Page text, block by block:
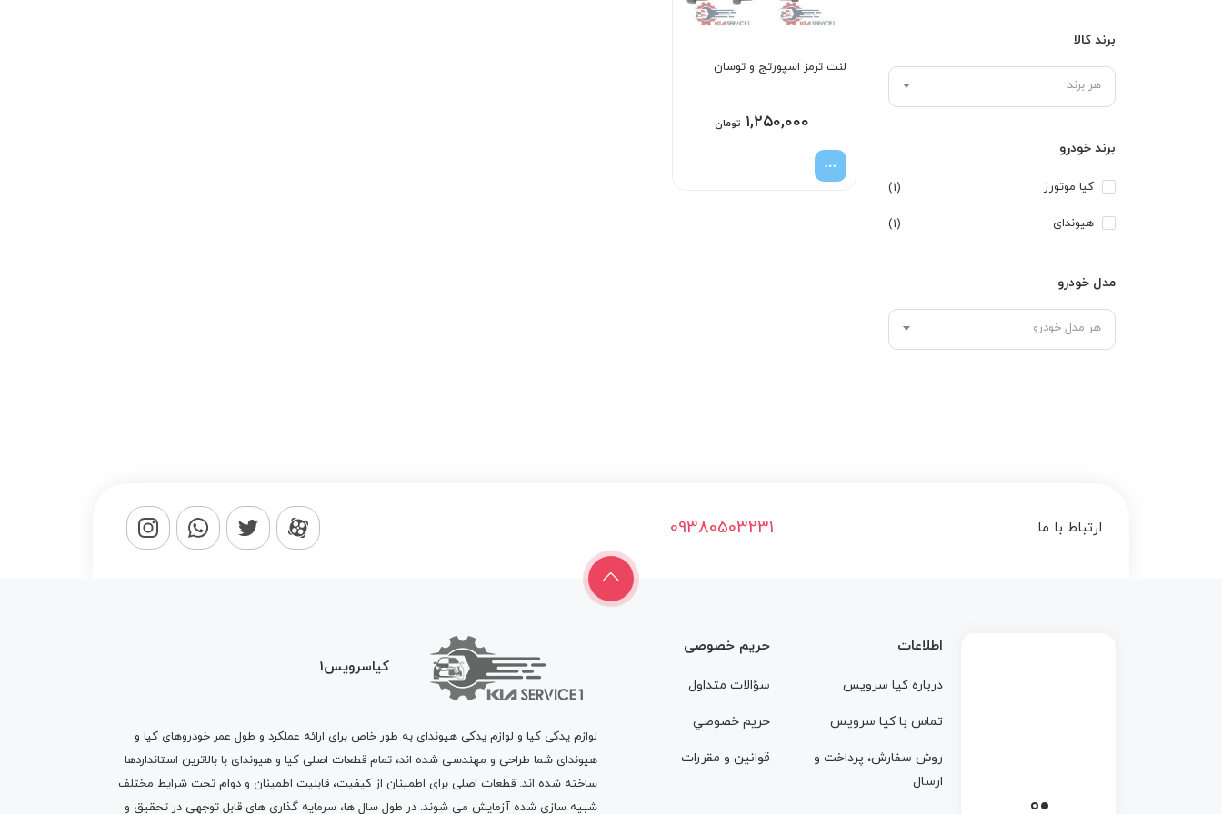
برند کالا
هر برند
برند خودرو
کیا موتورز (1)
هیوندای (1)
مدل خودرو
هر مدل خودرو
لنت ترمز اسپورتج و توسان
۱,۲۵۰,۰۰۰ تومان
ارتباط با ما 09380503231
اطلاعات
درباره کيا سرويس
تماس با کيا سرويس
روش سفارش، پرداخت و
ارسال
حریم خصوصی
سؤالات متداول
حريم خصوصي
قوانين و مقررات
کیاسرویس1
لوازم یدکی کیا و لوازم یدکی هیوندای به طور خاص برای ارائه عملکرد و طول عمر خودروهای کیا و
هیوندای شما طراحی و مهندسی شده اند، تمام قطعات اصلی کیا و هیوندای با بالاترین استانداردها
ساخته شده اند. قطعات اصلی برای اطمینان از کیفیت، قابلیت اطمینان و دوام تحت شرایط مختلف
شبیه سازی شده آزمایش می شوند. در طول سال ها، سرمایه گذاری های قابل توجهی در تحقیق و